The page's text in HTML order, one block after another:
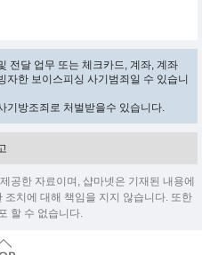
전달 업무 또는 체크카드, 계좌, 계좌
자한 보이스피싱 사기범죄일 수 있습니
방조죄로 처벌받을수 있습니다.
한 자료이며, 샵마넷은 기재된 내용에
치에 대해 책임을 지지 않습니다. 또한
할 수 없습니다.